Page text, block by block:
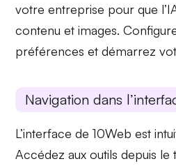
votre entreprise pour que l’
contenu et images.
préférences et démarrez
Navigation dans
L’interface de 10Web est
Accédez aux outils depuis le